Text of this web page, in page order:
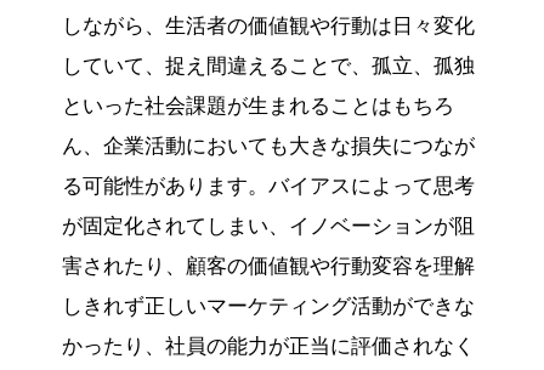
しながら、生活者の価値観や行動は日々変化
していて、捉え間違えることで、孤立、孤独
といった社会課題が生まれることはもちろ
ん、企業活動においても大きな損失につなが
る可能性があります。バイアスによって思考
が固定化されてしまい、イノベーションが阻
害されたり、顧客の価値観や行動変容を理解
しきれず正しいマーケティング活動ができな
かったり、社員の能力が正当に評価されなく